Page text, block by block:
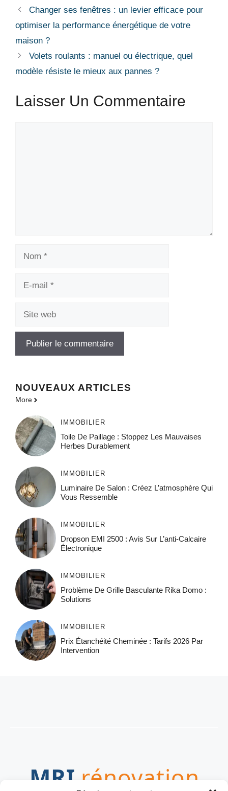
Changer ses fenêtres : un levier efficace pour
optimiser la performance énergétique de votre
maison ?
Volets roulants : manuel ou électrique, quel
modèle résiste le mieux aux pannes ?
Laisser Un Commentaire
NOUVEAUX ARTICLES
More
IMMOBILIER
Toile De Paillage : Stoppez Les Mauvaises
Herbes Durablement
IMMOBILIER
Luminaire De Salon : Créez L’atmosphère Qui
Vous Ressemble
IMMOBILIER
Dropson EMI 2500 : Avis Sur L’anti-Calcaire
Électronique
IMMOBILIER
Problème De Grille Basculante Rika Domo :
Solutions
IMMOBILIER
Prix Étanchéité Cheminée : Tarifs 2026 Par
Intervention